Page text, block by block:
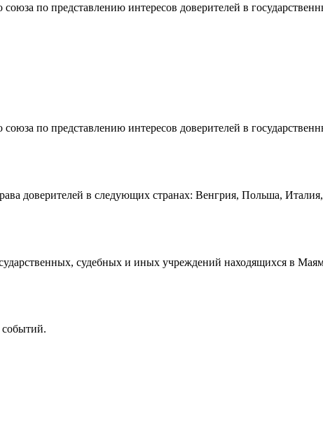
по представлению интересов доверителей в
по представлению интересов доверителей в
доверителей в следующих странах: Венгрия, Польша,
судебных и иных учреждений находящихся в
событий.